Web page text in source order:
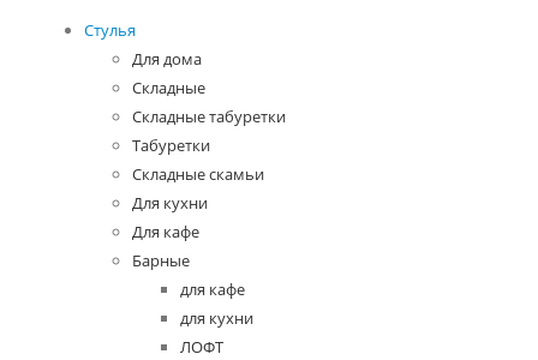
Стулья
Для дома
Складные
Складные табуретки
Табуретки
Складные скамьи
Для кухни
Для кафе
Барные
для кафе
для кухни
ЛОФТ